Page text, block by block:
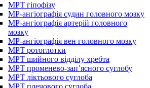
МРТ гіпофізу
МР-ангіографія судин головного мозку
МР-ангіографія артерій головного
мозку
МР-ангіографія вен головного мозку
МРТ ротоглотки
МРТ шийного відділу хребта
МРТ променево-зап’ясного суглобу
МРТ ліктьового суглоба
МРТ плечового суглоба